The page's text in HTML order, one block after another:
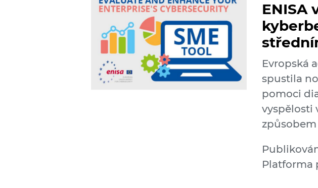
ENISA
Evropská
spustila
pomoci
vyspělosti
Platforma